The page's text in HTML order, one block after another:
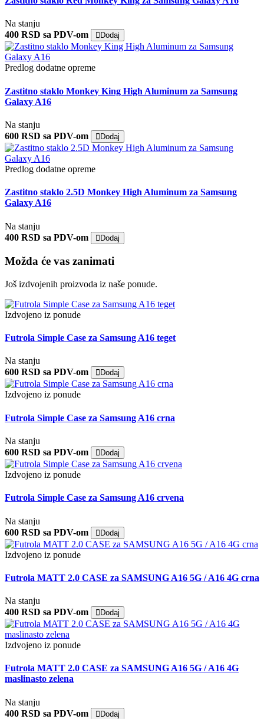
Na stanju
400 RSD sa PDV-om
Dodaj
Predlog dodatne opreme
Zastitno staklo Monkey King High Aluminum za Samsung
Galaxy A16
Na stanju
600 RSD sa PDV-om
Dodaj
Predlog dodatne opreme
Zastitno staklo 2.5D Monkey High Aluminum za Samsung
Galaxy A16
Na stanju
400 RSD sa PDV-om
Dodaj
Možda će vas zanimati
Još izdvojenih proizvoda iz naše ponude.
Izdvojeno iz ponude
Futrola Simple Case za Samsung A16 teget
Na stanju
600 RSD sa PDV-om
Dodaj
Izdvojeno iz ponude
Futrola Simple Case za Samsung A16 crna
Na stanju
600 RSD sa PDV-om
Dodaj
Izdvojeno iz ponude
Futrola Simple Case za Samsung A16 crvena
Na stanju
600 RSD sa PDV-om
Dodaj
Izdvojeno iz ponude
Futrola MATT 2.0 CASE za SAMSUNG A16 5G / A16 4G crna
Na stanju
400 RSD sa PDV-om
Dodaj
Izdvojeno iz ponude
Futrola MATT 2.0 CASE za SAMSUNG A16 5G / A16 4G
maslinasto zelena
Na stanju
400 RSD sa PDV-om
Dodaj